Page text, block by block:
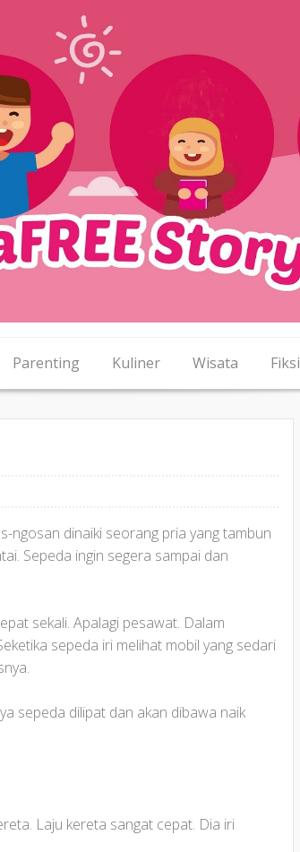
Parenting Kuliner Wisata Fiksi
ngosan dinaiki seorang pria yang tambun
Sepeda ingin segera sampai dan
sekali. Apalagi pesawat. Dalam
sepeda iri melihat mobil yang sedari
sepeda dilipat dan akan dibawa naik
Laju kereta sangat cepat. Dia iri